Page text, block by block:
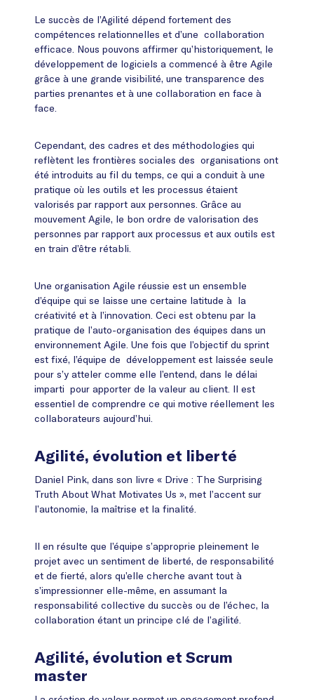
Le succès de l’Agilité dépend fortement des
compétences relationnelles et d’une collaboration
efficace. Nous pouvons affirmer qu’historiquement, le
développement de logiciels a commencé à être Agile
grâce à une grande visibilité, une transparence des
parties prenantes et à une collaboration en face à
face.
Cependant, des cadres et des méthodologies qui
reflètent les frontières sociales des organisations ont
été introduits au fil du temps, ce qui a conduit à une
pratique où les outils et les processus étaient
valorisés par rapport aux personnes. Grâce au
mouvement Agile, le bon ordre de valorisation des
personnes par rapport aux processus et aux outils est
en train d’être rétabli.
Une organisation Agile réussie est un ensemble
d’équipe qui se laisse une certaine latitude à la
créativité et à l’innovation. Ceci est obtenu par la
pratique de l’auto-organisation des équipes dans un
environnement Agile. Une fois que l’objectif du sprint
est fixé, l’équipe de développement est laissée seule
pour s’y atteler comme elle l’entend, dans le délai
imparti pour apporter de la valeur au client. Il est
essentiel de comprendre ce qui motive réellement les
collaborateurs aujourd’hui.
Agilité, évolution et liberté
Daniel Pink, dans son livre « Drive : The Surprising
Truth About What Motivates Us », met l’accent sur
l’autonomie, la maîtrise et la finalité.
Il en résulte que l’équipe s’approprie pleinement le
projet avec un sentiment de liberté, de responsabilité
et de fierté, alors qu’elle cherche avant tout à
s’impressionner elle-même, en assumant la
responsabilité collective du succès ou de l’échec, la
collaboration étant un principe clé de l’agilité.
Agilité, évolution et Scrum
master